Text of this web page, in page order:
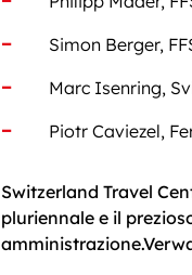
Simon Berger,
Marc Isenring,
Piotr Caviezel,
Switzerland Travel
pluriennale e il